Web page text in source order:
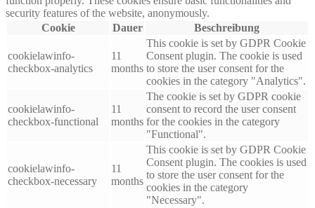
security features of the website, anonymously.
Cookie
Dauer Beschreibung
cookielawinfo-
checkbox-analytics
11
months
This cookie is set by GDPR Cookie
Consent plugin. The cookie is used
to store the user consent for the
cookies in the category "Analytics".
cookielawinfo-
checkbox-functional
11
months
The cookie is set by GDPR cookie
consent to record the user consent
for the cookies in the category
"Functional".
cookielawinfo-
checkbox-necessary
11
months
This cookie is set by GDPR Cookie
Consent plugin. The cookies is used
to store the user consent for the
cookies in the category
"Necessary".